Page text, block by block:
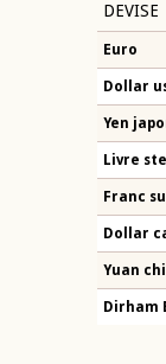
DEVISE
Euro
Dollar
Yen
Livre
Franc
Dollar
Yuan
Dirham